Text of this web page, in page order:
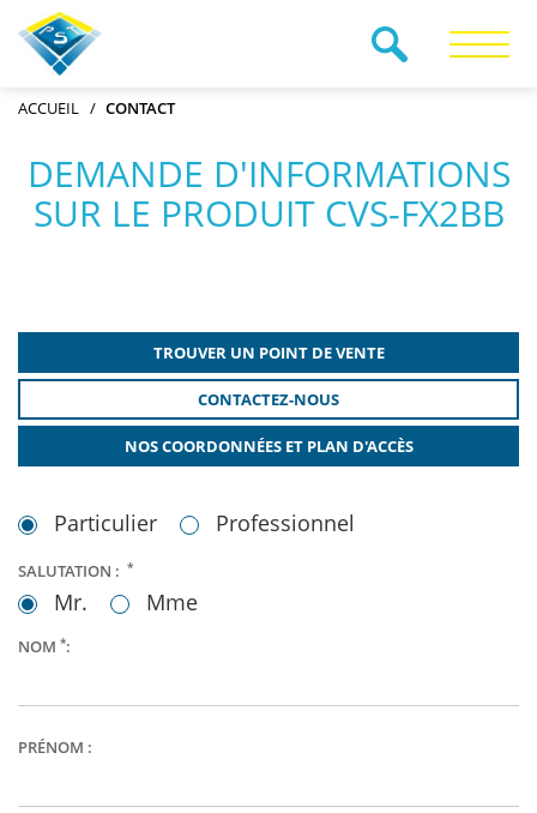
ACCUEIL CONTACT
DEMANDE D'INFORMATIONS
SUR LE PRODUIT CVS-FX2BB
TROUVER UN POINT DE VENTE
CONTACTEZ-NOUS
NOS COORDONNÉES ET PLAN D'ACCÈS
Particulier Professionnel
SALUTATION : *
Mr. Mme
NOM *:
PRÉNOM :